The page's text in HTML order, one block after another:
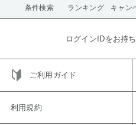
条件検索 ランキング キャン
ログインIDをお持
ご利用ガイド
利用規約